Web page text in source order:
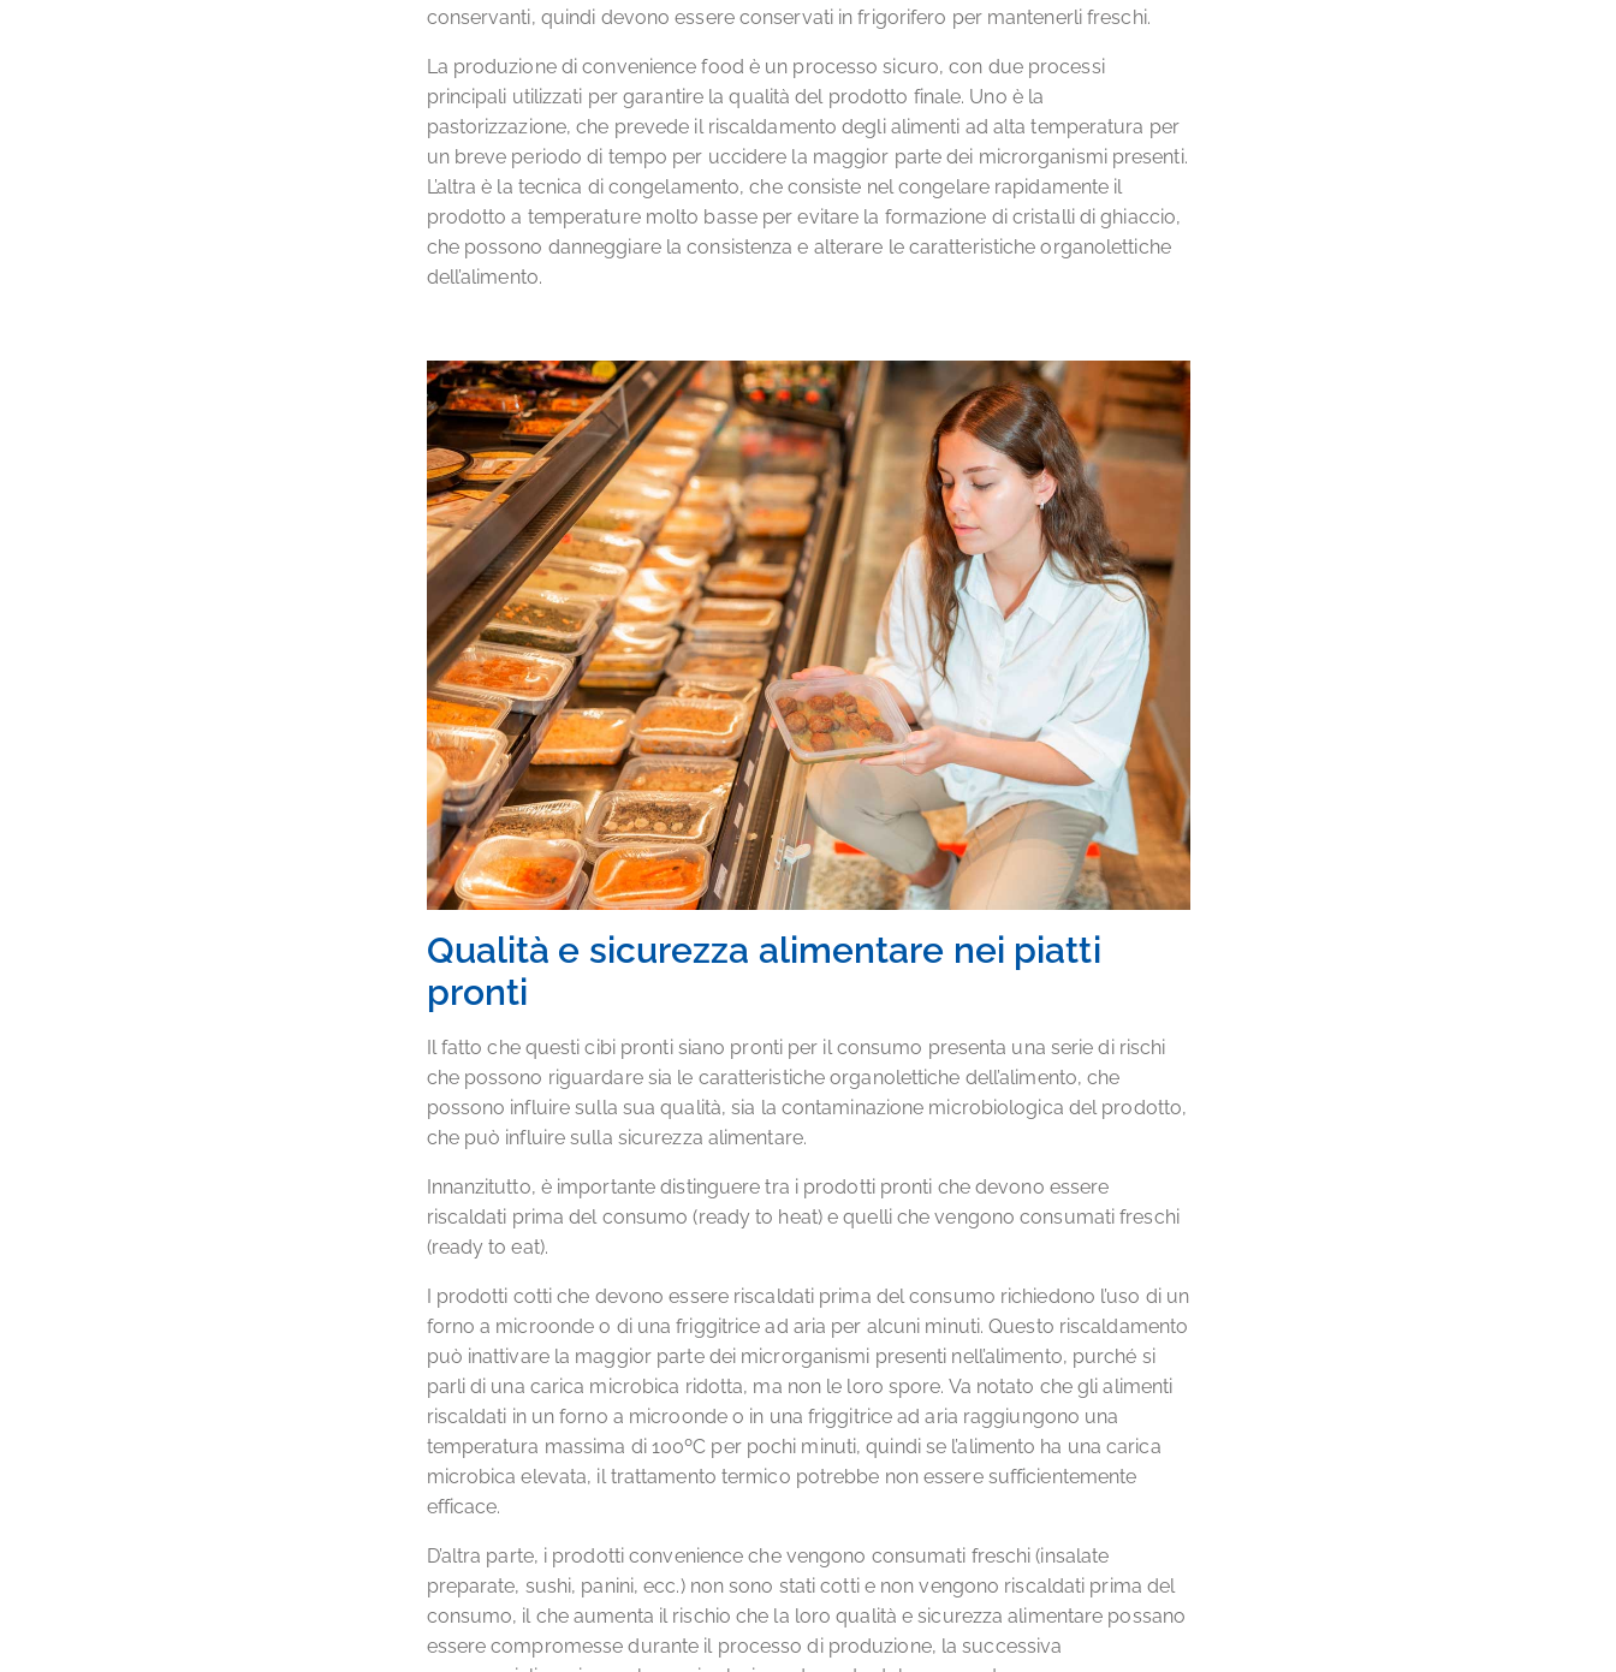
conservanti, quindi devono essere conservati in frigorifero per mantenerli freschi.
La produzione di convenience food è un processo sicuro, con due processi
principali utilizzati per garantire la qualità del prodotto finale. Uno è la
pastorizzazione, che prevede il riscaldamento degli alimenti ad alta temperatura per
un breve periodo di tempo per uccidere la maggior parte dei microrganismi presenti.
L’altra è la tecnica di congelamento, che consiste nel congelare rapidamente il
prodotto a temperature molto basse per evitare la formazione di cristalli di ghiaccio,
che possono danneggiare la consistenza e alterare le caratteristiche organolettiche
dell’alimento.
Qualità e sicurezza alimentare nei piatti
pronti
Il fatto che questi cibi pronti siano pronti per il consumo presenta una serie di rischi
che possono riguardare sia le caratteristiche organolettiche dell’alimento, che
possono influire sulla sua qualità, sia la contaminazione microbiologica del prodotto,
che può influire sulla sicurezza alimentare.
Innanzitutto, è importante distinguere tra i prodotti pronti che devono essere
riscaldati prima del consumo (ready to heat) e quelli che vengono consumati freschi
(ready to eat).
I prodotti cotti che devono essere riscaldati prima del consumo richiedono l’uso di un
forno a microonde o di una friggitrice ad aria per alcuni minuti. Questo riscaldamento
può inattivare la maggior parte dei microrganismi presenti nell’alimento, purché si
parli di una carica microbica ridotta, ma non le loro spore. Va notato che gli alimenti
riscaldati in un forno a microonde o in una friggitrice ad aria raggiungono una
temperatura massima di 100ºC per pochi minuti, quindi se l’alimento ha una carica
microbica elevata, il trattamento termico potrebbe non essere sufficientemente
efficace.
D’altra parte, i prodotti convenience che vengono consumati freschi (insalate
preparate, sushi, panini, ecc.) non sono stati cotti e non vengono riscaldati prima del
consumo, il che aumenta il rischio che la loro qualità e sicurezza alimentare possano
essere compromesse durante il processo di produzione, la successiva